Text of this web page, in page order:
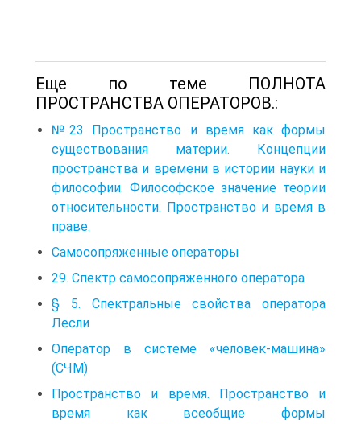
Еще по теме ПОЛНОТА
ПРОСТРАНСТВА ОПЕРАТОРОВ.:
№23 Пространство и время как формы
существования материи. Концепции
пространства и времени в истории науки и
философии. Философское значение теории
относительности. Пространство и время в
праве.
Самосопряженные операторы
29. Спектр самосопряженного оператора
§ 5. Спектральные свойства оператора
Лесли
Оператор в системе «человек-машина»
(СЧМ)
Пространство и время. Пространство и
время как всеобщие формы